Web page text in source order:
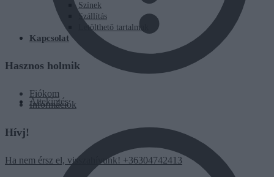
Áttekintés
Színek
Szállítás
Letölthető tartalmak
Kapcsolat
Hasznos holmik
Fiókom
Információk
Hívj!
Ha nem érsz el, visszahívunk! +36304742413